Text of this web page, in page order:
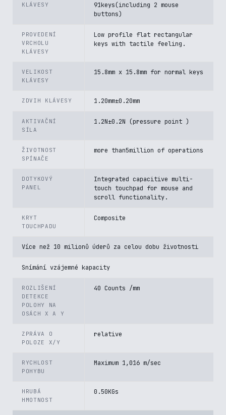
KLÁVESY
91keys(including 2 mouse
buttons)
PROVEDENÍ
VRCHOLU
KLÁVESY
Low profile flat rectangular
keys with tactile feeling.
VELIKOST
KLÁVESY
15.8mm x 15.8mm for normal keys
ZDVIH KLÁVESY 1.20mm±0.20mm
AKTIVAČNÍ
SÍLA
1.2N±0.2N (pressure point )
ŽIVOTNOST
SPÍNAČE
more than5million of operations
DOTYKOVÝ
PANEL
Integrated capacitive multi-
touch touchpad for mouse and
scroll functionality.
KRYT
TOUCHPADU
Composite
Více než 10 milionů úderů za celou dobu životnosti
Snímání vzájemné kapacity
ROZLIŠENÍ
DETEKCE
POLOHY NA
OSÁCH X A Y
40 Counts /mm
ZPRÁVA O
POLOZE X/Y
relative
RYCHLOST
POHYBU
Maximum 1,016 m/sec
HRUBÁ
HMOTNOST
0.50KGs